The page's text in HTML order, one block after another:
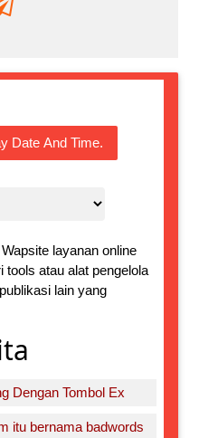
Date And Time.
layanan online
tools atau alat pengelola
lain yang
Dengan Tombol Ex
itu bernama badwords